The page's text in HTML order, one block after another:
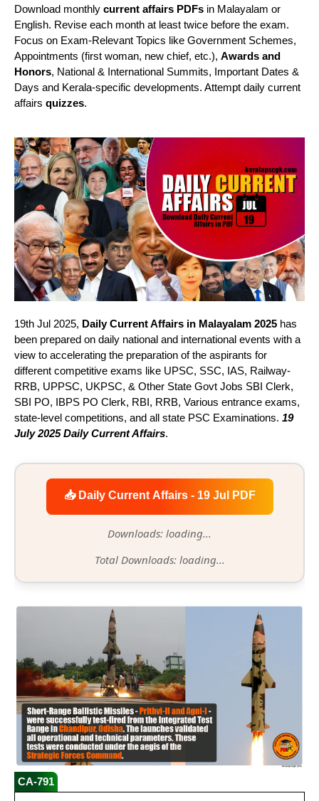
Download monthly current affairs PDFs in Malayalam or
English. Revise each month at least twice before the exam.
Focus on Exam-Relevant Topics like Government Schemes,
Appointments (first woman, new chief, etc.), Awards and
Honors, National & International Summits, Important Dates &
Days and Kerala-specific developments. Attempt daily current
affairs quizzes.
19th Jul 2025, Daily Current Affairs in Malayalam 2025 has
been prepared on daily national and international events with a
view to accelerating the preparation of the aspirants for
different competitive exams like UPSC, SSC, IAS, Railway-
RRB, UPPSC, UKPSC, & Other State Govt Jobs SBI Clerk,
SBI PO, IBPS PO Clerk, RBI, RRB, Various entrance exams,
state-level competitions, and all state PSC Examinations. 19
July 2025 Daily Current Affairs.
📥 Daily Current Affairs - 19 Jul PDF
Downloads: loading...
Total Downloads: loading...
CA-791